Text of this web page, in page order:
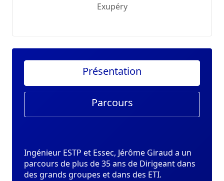
Exupéry
Présentation
Parcours
Ingénieur ESTP et Essec, Jérôme Giraud a un
parcours de plus de 35 ans de Dirigeant dans
des grands groupes et dans des ETI.